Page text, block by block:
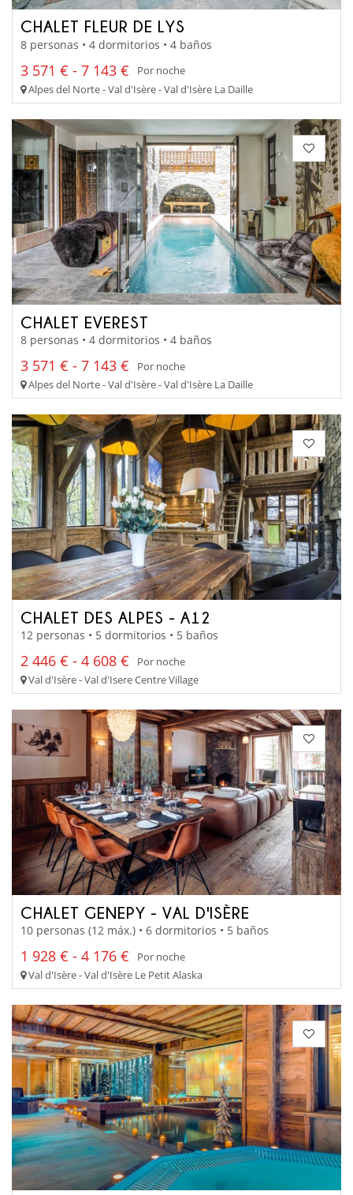
CHALET FLEUR DE LYS
8 personas • 4 dormitorios • 4 baños
3 571 € - 7 143 €
Por noche
Alpes del Norte - Val d'Isère - Val d'Isère La Daille
CHALET EVEREST
8 personas • 4 dormitorios • 4 baños
3 571 € - 7 143 €
Por noche
Alpes del Norte - Val d'Isère - Val d'Isère La Daille
CHALET DES ALPES - A12
12 personas • 5 dormitorios • 5 baños
2 446 € - 4 608 €
Por noche
Val d'Isère - Val d'Isere Centre Village
CHALET GENEPY - VAL D'ISÈRE
10 personas (12 máx.) • 6 dormitorios • 5 baños
1 928 € - 4 176 €
Por noche
Val d'Isère - Val d'Isère Le Petit Alaska